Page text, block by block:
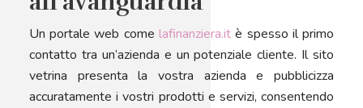
Un portale web come lafinanziera.it è spesso il primo
contatto tra un’azienda e un potenziale cliente. Il sito
vetrina presenta la vostra azienda e pubblicizza
accuratamente i vostri prodotti e servizi, consentendo